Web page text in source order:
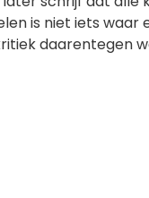
is niet iets waar
daarentegen